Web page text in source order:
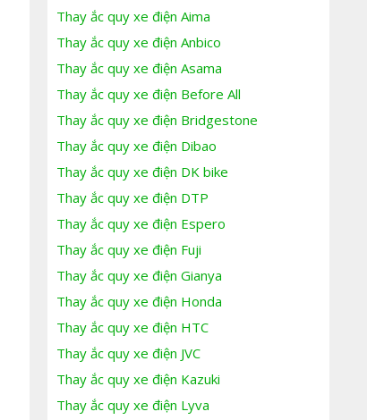
Thay ắc quy xe điện Aima
Thay ắc quy xe điện Anbico
Thay ắc quy xe điện Asama
Thay ắc quy xe điện Before All
Thay ắc quy xe điện Bridgestone
Thay ắc quy xe điện Dibao
Thay ắc quy xe điện DK bike
Thay ắc quy xe điện DTP
Thay ắc quy xe điện Espero
Thay ắc quy xe điện Fuji
Thay ắc quy xe điện Gianya
Thay ắc quy xe điện Honda
Thay ắc quy xe điện HTC
Thay ắc quy xe điện JVC
Thay ắc quy xe điện Kazuki
Thay ắc quy xe điện Lyva